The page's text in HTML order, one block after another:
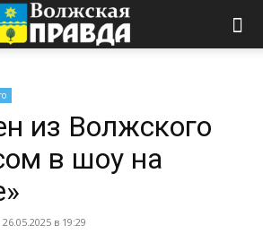
из Волжского
в шоу на
26.05.2025 в 19:29